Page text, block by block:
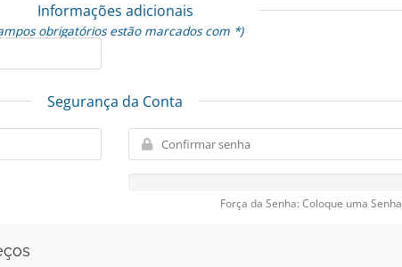
Informações adicionais
obrigatórios estão marcados com *)
Segurança da Conta
Força da Senha: Coloque uma Senha